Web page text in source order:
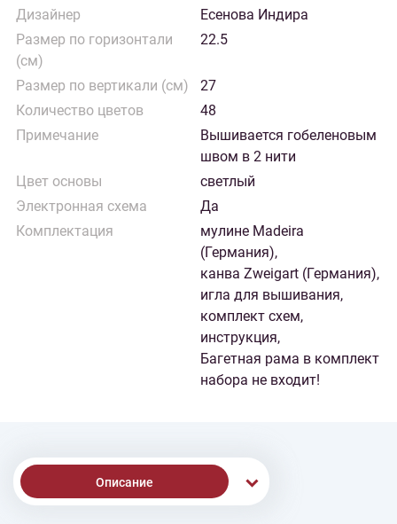
Дизайнер
Есенова Индира
Размер по горизонтали
(см)
22.5
Размер по вертикали (см)
27
Количество цветов
48
Примечание
Вышивается гобеленовым
швом в 2 нити
Цвет основы
светлый
Электронная схема
Да
Комплектация
мулине Madeira
(Германия),
канва Zweigart (Германия),
игла для вышивания,
комплект схем,
инструкция,
Багетная рама в комплект
набора не входит!
Описание